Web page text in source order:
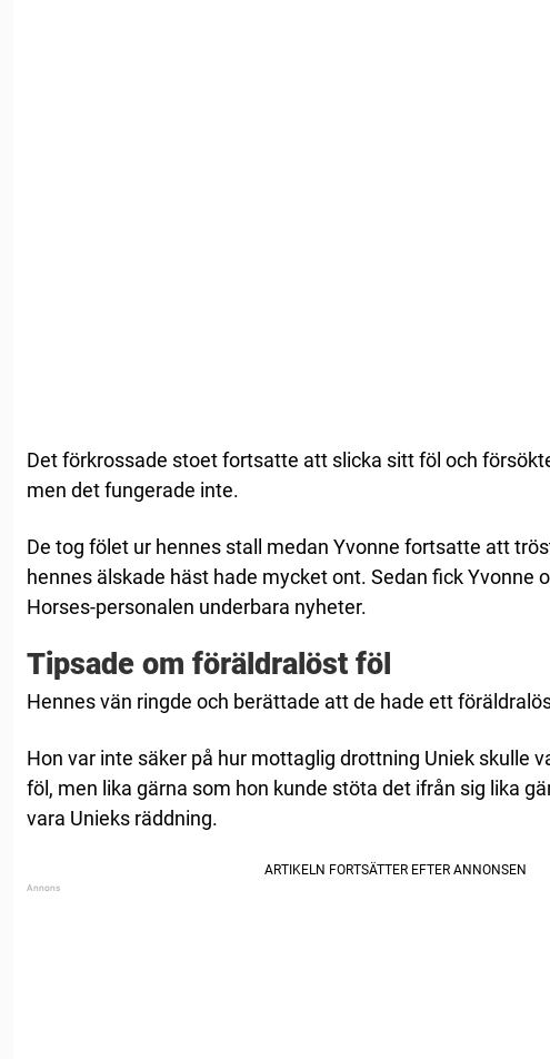
Det förkrossade stoet fortsatte att slicka sitt föl och
men det fungerade inte.
De tog fölet ur hennes stall medan Yvonne fortsatte att
hennes älskade häst hade mycket ont. Sedan fick Yvonne
Horses-personalen underbara nyheter.
Tipsade om föräldralöst föl
Hennes vän ringde och berättade att de hade ett
Hon var inte säker på hur mottaglig drottning Uniek skulle
föl, men lika gärna som hon kunde stöta det ifrån sig lika
vara Unieks räddning.